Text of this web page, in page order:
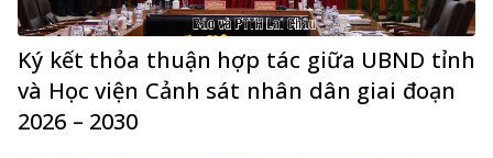
Ký kết thỏa thuận hợp tác giữa UBND tỉnh
và Học viện Cảnh sát nhân dân giai đoạn
2026 – 2030